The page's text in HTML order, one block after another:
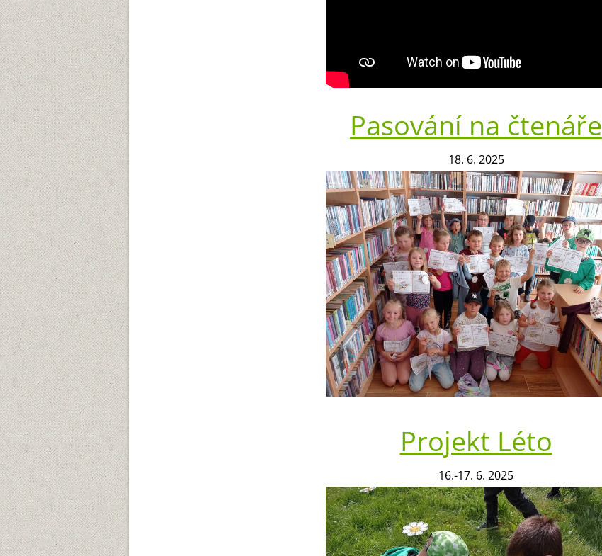
Pasování na čtenáře
18. 6. 2025
Projekt Léto
16.-17. 6. 2025